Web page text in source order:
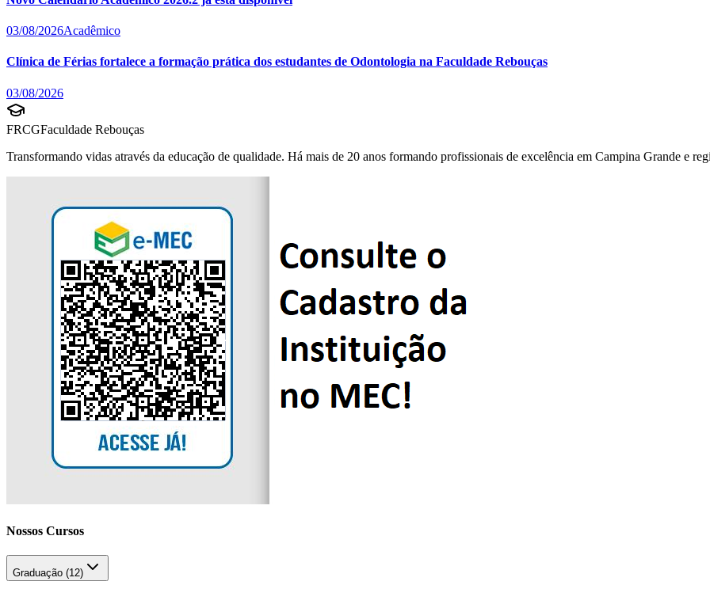
03/08/2026Acadêmico
Clínica de Férias fortalece a formação prática dos estudantes de Odontologia na Faculdade Rebouças
03/08/2026
FRCGFaculdade Rebouças
Transformando vidas através da educação de qualidade. Há mais de 20 anos formando profissionais de excelência em Campina Grande e
Nossos Cursos
Graduação (12)